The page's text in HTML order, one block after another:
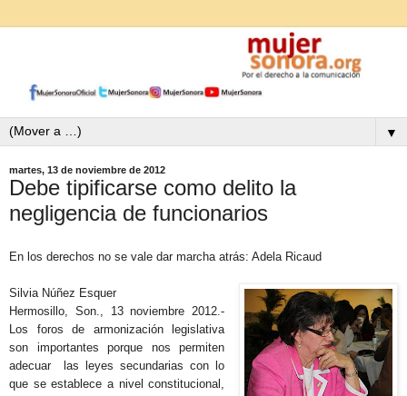
▼
martes, 13 de noviembre de 2012
Debe tipificarse como delito la
negligencia de funcionarios
En los derechos no se vale dar marcha atrás: Adela Ricaud
Silvia Núñez Esquer
Hermosillo, Son., 13 noviembre 2012.-
Los foros de armonización legislativa
son importantes porque nos permiten
adecuar las leyes secundarias con lo
que se establece a nivel constitucional,